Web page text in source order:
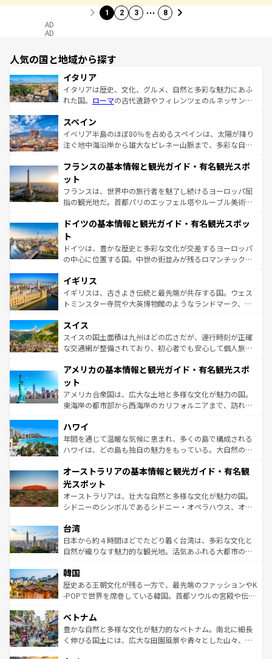
1 2 3 … 8
AD
AD
人気の国と地域から探す
イタリア
イタリアは歴史、文化、グルメ、自然と多彩な魅力にあふ
れた国。 ローマの古代遺跡やフィレンツェのルネッサンス
ろん、トスカーナの美しい田園風景やアマルフィ海岸の絶
景など、自然景観も見逃せない。観光の合間には、本場の
ピザやパスタなど、絶品のイタリア料理を堪能することも
ませてくれるイタリアで、忘れられない旅をしてみよう！
なお、新着のイタリア情報は
しい。
スペイン
イベリア半島のほぼ80％を占めるスペインは、太陽が降り
注ぐ地中海沿岸から雄大なピレネー山脈まで、多彩な自然
文化が根付くこの国では、情熱的なフラメンコ、熱気あふ
れる闘牛、そして美味しいタパスが生活の一部となってい
る。首都マドリードの洗練された雰囲気や、バルセロナの
アートに溢れた街角から、地方では古代ローマ遺跡や中世
せる。地方によって風土や気候が異なるスペインはその個
ンテンツ一覧 を参照してほしい。
フランスの基本情報と観光ガイド・有名観光スポ
ット
フランスは、世界中の旅行者を魅了し続けるヨーロッパ屈
指の観光地だ。首都パリのエッフェル塔やルーブル美術館
で、幅広い魅力が詰まっている。華麗な宮殿、歴史的な大
聖堂、美しいビーチ、そして豊かな自然が、訪れる者を心
から魅了する。また、フランスは美食の国としても知ら
れ、フランス料理はユネスコ無形文化遺産にも登録されて
香り高いラベンダー畑など、多彩な楽しみ方が可能だ。さ
らに、パリ以外の地域にも魅力が溢れており、どの街角に
も豊かな歴史と文化が息づいている。パリ以外の個性あふ
を参照してほしい。
ドイツの基本情報と観光ガイド・有名観光スポッ
ト
ドイツは、豊かな歴史と多彩な文化が交差するヨーロッパ
の中心に位置する国。中世の街並みが残るロマンチック街
顔を持つこの国は、どこを歩いても飽きることがない。ベ
ルリンの文化的活気、バイエルン州のアルプスの絶景、そ
してライン川沿いのワイン畑といった風景は必見。ビール
は、お酒好きな人にはぜひ体験してほしい。 なお、新着の
ドイツ情報はコンテンツ一覧を参照してほしい。
イギリス
イギリスは、古きよき伝統と最先端が共存する国。ウェス
トミンスター寺院や大英博物館のようなランドマーク、歴
リアごとに異なる魅力がある。また、優雅なアフタヌーン
ティー、ビール好きにはたまらない英国パブ、サッカー観
戦など、本場だからこそできる体験も豊富。イギリスを旅
ンツ一覧を参照してほしい。
スイス
スイスの国土面積は九州ほどの広さだが、運行時刻が正確
な交通網が整備されており、初心者でも安心して個人旅行
の建物がそのまま残る町や、スイスならではのユニークな
博物館もあり、アルプス観光だけでなく町歩きも満喫する
ことができる。国民の所得が高いため物価も高いが、旅行
者向けの交通パス提供のサービスもあり、うまく活用すれ
着のスイス情報は
アメリカの基本情報と観光ガイド・有名観光スポ
ット
アメリカ合衆国は、広大な土地と多様な文化が魅力の国。
東海岸の都市部から西海岸のカリフォルニアまで、訪れる
のような巨大都市は、観光、ショッピング、エンターテイ
ンメントが詰まった刺激的なスポットだ。一方、アメリカ
西部には大自然が広がり、グランドキャニオンやイエロー
部のニューオーリンズでは、音楽と美食が融合した独特の
文化が魅力。旅行者はアメリカの各地域で異なる魅力を楽
しみながら、その多様性と豊かな歴史を感じることができ
るだろう。車でのロードトリップや列車の旅も、アメリカ
情報は
ハワイ
年間を通じて温暖な気候に恵まれ、多くの島で構成される
ハワイは、どの島も独自の魅力をもっている。大自然の神
ワイ島は見逃せない。また、定番の観光地といえばオアフ
島だが、静かな自然を求めるならマウイ島やカウアイ島が
おすすめ。エメラルドグリーンに輝く海をはじめ、豊かな
文化や歴史が息づいている。「アロハスピリット」と呼ば
人々、おいしいローカルフードやハワイアンミュージッ
ク、伝統的なフラダンスなど、すべてがハワイの魅力を彩
っている。訪れるたびに新しい発見と感動が待っているハ
はコンテンツ一覧
オーストラリアの基本情報と観光ガイド・有名観
光スポット
オーストラリアは、壮大な自然と多様な文化が魅力の国。
シドニーのシンボルであるシドニー・オペラハウス、オー
リアリーフや大陸中央部にそびえるウルル（エアーズロッ
ク）、タスマニアの美しい原生林やケアンズの熱帯雨林な
ど、見どころがたくさん。また、カフェやワイン、オージ
いる。アクティビティも充実しており、サーフィンやダイ
ビング、ハイキングなど、アウトドア好きにはたまらな
い。オーストラリアの多彩な魅力を存分に味わいつくそ
参照してほしい。
台湾
日本から約４時間ほどでたどり着く台湾は、多彩な文化と
自然が織りなす魅力的な観光地。活気あふれる大都市の台
ン）、静ひつな山岳地帯である台湾東部など、都市の喧騒
と山間の静けさが共存しており、訪れる人に新しい発見と
驚きをもたらしてくれる。また、奥深い台湾の食文化も魅
容にもいいと評判のスイーツなど、バラエティ豊かな料理
が味わえる。 なお、新着の台湾情報は コンテンツ一覧を参
照してほしい。
韓国
歴史ある王朝文化が残る一方で、最先端のファッションやK
-POPで世界を席巻している韓国。首都ソウルの宮殿や伝統
き、地方に足を延ばせば四季折々の自然美を楽しむことが
できる。そして、キムチや焼肉、絶品のストリートフード
まで、さまざまな韓国料理が待っている。夜には、韓国な
ベトナム
豊かな自然と多様な文化が魅力的なベトナム。南北に細長
く伸びる国土には、広大な田園風景や青々とした山々、世